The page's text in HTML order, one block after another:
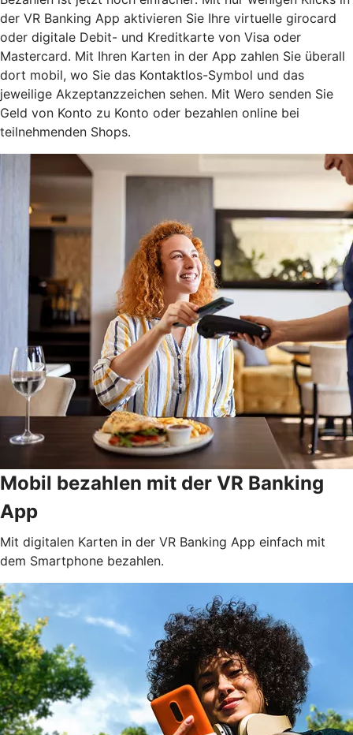
der VR Banking App aktivieren Sie Ihre virtuelle girocard
oder digitale Debit- und Kreditkarte von Visa oder
Mastercard. Mit Ihren Karten in der App zahlen Sie überall
dort mobil, wo Sie das Kontaktlos-Symbol und das
jeweilige Akzeptanzzeichen sehen. Mit Wero senden Sie
Geld von Konto zu Konto oder bezahlen online bei
teilnehmenden Shops.
Mobil bezahlen mit der VR Banking
App
Mit digitalen Karten in der VR Banking App einfach mit
dem Smartphone bezahlen.